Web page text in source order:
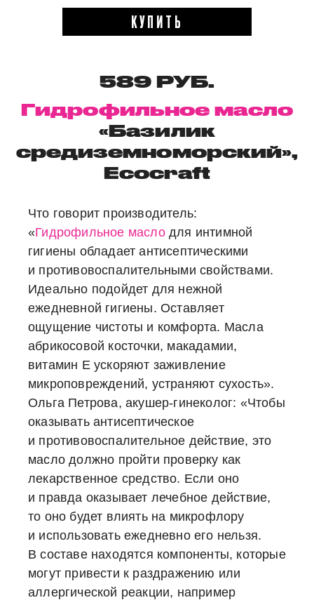
КУПИТЬ
589 РУБ.
Гидрофильное масло
«Базилик
средиземноморский»,
Ecocraft
Что говорит производитель:
«Гидрофильное маслодля интимной
гигиены обладает антисептическими
и противовоспалительными свойствами.
Идеально подойдет для нежной
ежедневной гигиены. Оставляет
ощущение чистоты и комфорта. Масла
абрикосовой косточки, макадамии,
витамин E ускоряют заживление
микроповреждений, устраняют сухость».
Ольга Петрова, акушер-гинеколог: «Чтобы
оказывать антисептическое
и противовоспалительное действие, это
масло должно пройти проверку как
лекарственное средство. Если оно
и правда оказывает лечебное действие,
то оно будет влиять на микрофлору
и использовать ежедневно его нельзя.
В составе находятся компоненты, которые
могут привести к раздражению или
аллергической реакции, например